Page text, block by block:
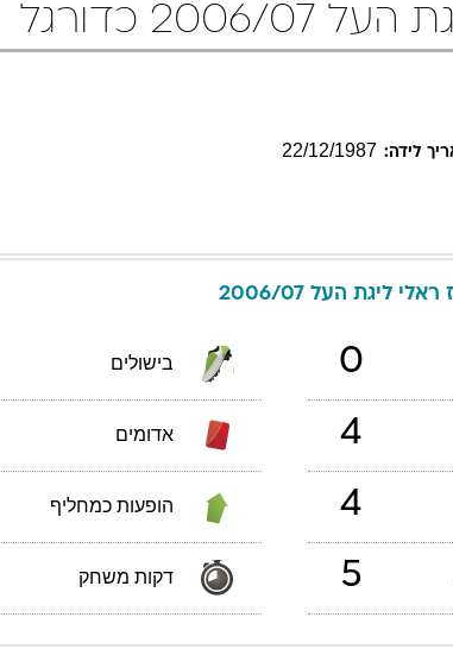
07 כדורגל
לידה: 22/12/1987
ראלי ליגת העל 2006/07
0 בישולים
4 אדומים
4 הופעות כמחליף
5 דקות משחק